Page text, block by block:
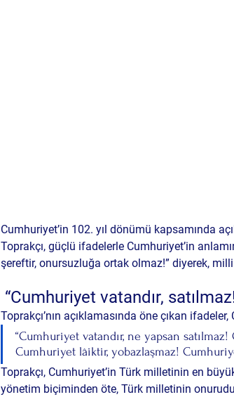
Cumhuriyet’in 102. yıl dönümü kapsamında
Toprakçı, güçlü ifadelerle Cumhuriyet’in
şereftir, onursuzluğa ortak olmaz!” diyerek,
“Cumhuriyet vatandır,
Toprakçı’nın açıklamasında öne çıkan
“Cumhuriyet vatandır, ne yapsan
Cumhuriyet lâiktir, yobazlaşmaz!
Toprakçı, Cumhuriyet’in Türk milletinin en
yönetim biçiminden öte, Türk milletinin